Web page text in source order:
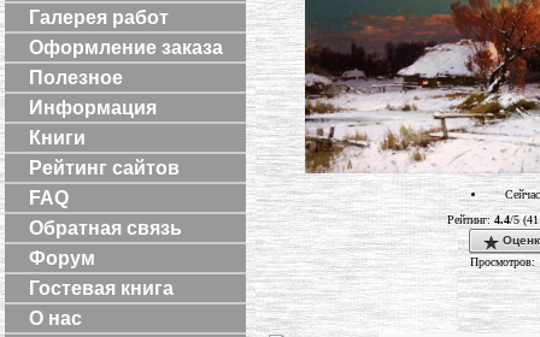
Галерея работ
Оформление заказа
Полезное
Информация
Книги
Рейтинг сайтов
FAQ
Обратная связь
Форум
Гостевая книга
О нас
Рейтинг:4.4/5 (41
Просмотров: